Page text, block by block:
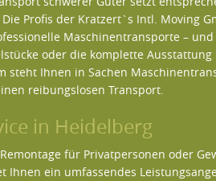
Profis der Kratzert`s Intl. Moving
Maschinentransporte –
oder die komplette
steht Ihnen in Sachen
reibungslosen Transport.
in Heidelberg
für Privatpersonen oder
Ihnen ein umfassendes